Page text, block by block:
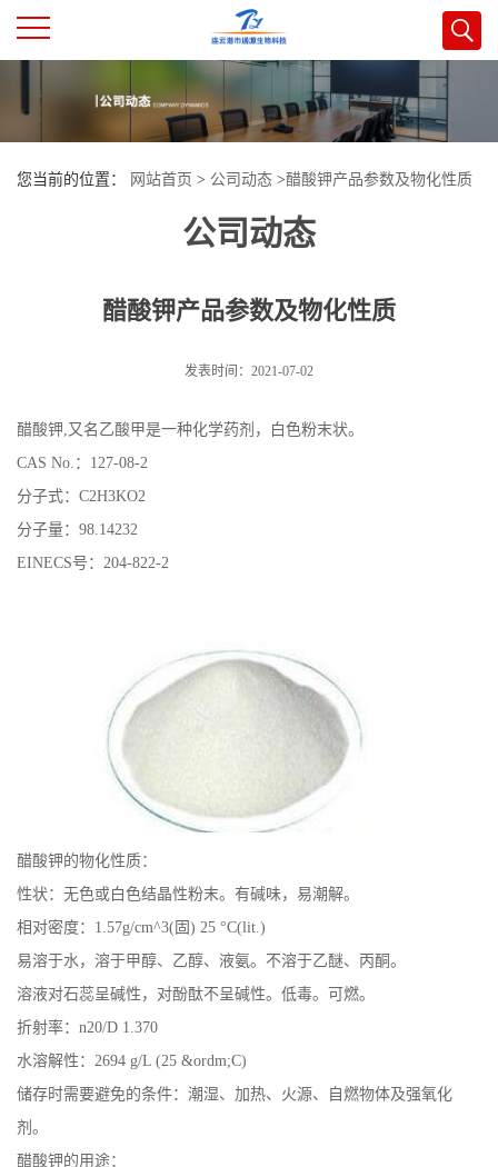
司
介
公
展
厅
书
荣
您当前的位置： 网站首页 > 公司动态 >醋酸钾产品参数及物化性质
公司动态
醋酸钾产品参数及物化性质
发表时间：2021-07-02
醋酸钾,又名乙酸甲是一种化学药剂，白色粉末状。
CAS No.：127-08-2
分子式：C2H3KO2
分子量：98.14232
EINECS号：204-822-2
醋酸钾的物化性质：
性状：无色或白色结晶性粉末。有碱味，易潮解。
相对密度：1.57g/cm^3(固) 25 °C(lit.)
易溶于水，溶于甲醇、乙醇、液氨。不溶于乙醚、丙酮。
溶液对石蕊呈碱性，对酚酞不呈碱性。低毒。可燃。
折射率：n20/D 1.370
水溶解性：2694 g/L (25 &ordm;C)
储存时需要避免的条件：潮湿、加热、火源、自燃物体及强氧化
剂。
醋酸钾的用途：